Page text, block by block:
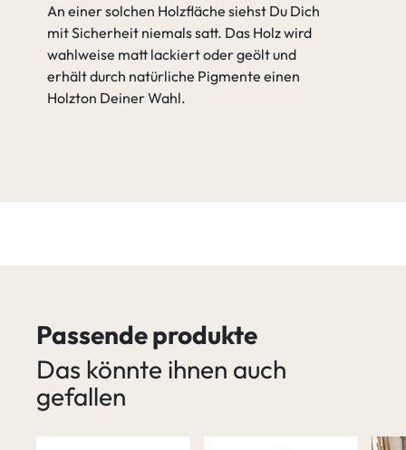
An einer solchen Holzfläche siehst Du Dich
mit Sicherheit niemals satt. Das Holz wird
wahlweise matt lackiert oder geölt und
erhält durch natürliche Pigmente einen
Holzton Deiner Wahl.
Passende produkte
Das könnte ihnen auch
gefallen